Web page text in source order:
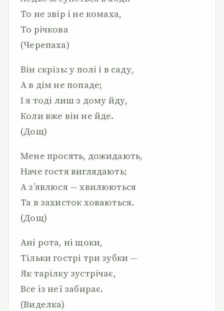
То не звір і не комаха,
То річкова
(Черепаха)
Він скрізь: у полі і в саду,
А в дім не попаде;
І я тоді лиш з дому йду,
Коли вже він не йде.
(Дощ)
Мене просять, дожидають,
Наче гостя виглядають;
А з’явлюся — хвилюються
Та в захисток ховаються.
(Дощ)
Ані рота, ні щоки,
Тільки гострі три зубки —
Як тарілку зустрічає,
Все із неї забирає.
(Виделка)